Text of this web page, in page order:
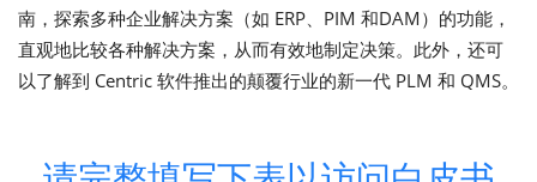
南，探索多种企业解决方案（如 ERP、PIM 和DAM）的功能，
直观地比较各种解决方案，从而有效地制定决策。此外，还可
以了解到 Centric 软件推出的颠覆行业的新一代 PLM 和 QMS。